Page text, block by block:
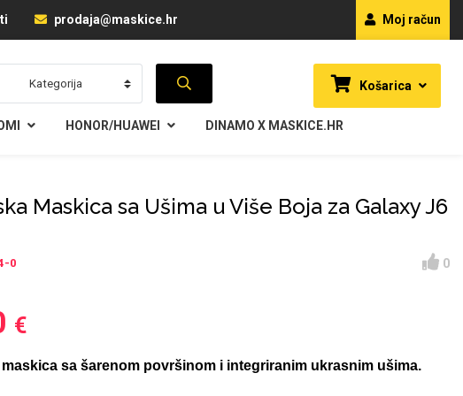
prodaja@maskice.hr Moj račun
Košarica
HONOR/HUAWEI DINAMO X MASKICE.HR
Maskica sa Ušima u Više Boja za Galaxy J6
0
0
€
sa šarenom površinom i integriranim ukrasnim ušima.